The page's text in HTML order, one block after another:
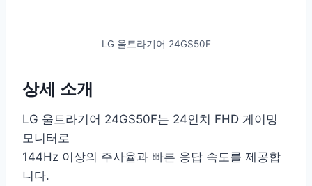
LG 울트라기어 24GS50F
상세 소개
LG 울트라기어 24GS50F는 24인치 FHD 게이밍
모니터로
144Hz 이상의 주사율과 빠른 응답 속도를 제공합
니다.